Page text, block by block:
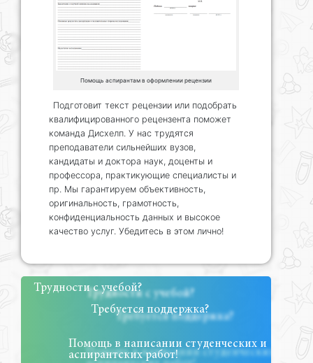
Помощь аспирантам в оформлении рецензии
Подготовит текст рецензии или подобрать
квалифицированного рецензента поможет
команда Дисхелп. У нас трудятся
преподаватели сильнейших вузов,
кандидаты и доктора наук, доценты и
профессора, практикующие специалисты и
пр. Мы гарантируем объективность,
оригинальность, грамотность,
конфиденциальность данных и высокое
качество услуг. Убедитесь в этом лично!
Трудности с учебой?
Требуется поддержка?
Помощь в написании студенческих и
аспирантских работ!